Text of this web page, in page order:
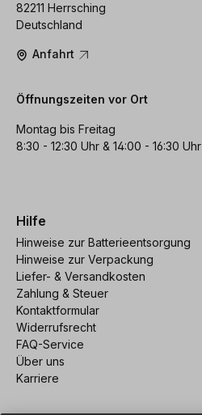
82211 Herrsching
Deutschland
Anfahrt
Öffnungszeiten vor Ort
Montag bis Freitag
8:30 - 12:30 Uhr & 14:00 - 16:30 Uhr
Hilfe
Hinweise zur Batterieentsorgung
Hinweise zur Verpackung
Liefer- & Versandkosten
Zahlung & Steuer
Kontaktformular
Widerrufsrecht
FAQ-Service
Über uns
Karriere